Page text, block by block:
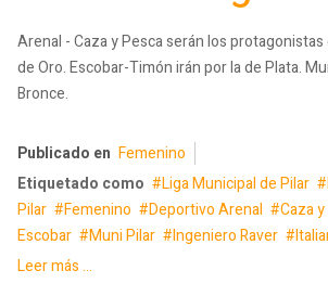
Arenal - Caza y Pesca serán los protagonistas
de Oro. Escobar-Timón irán por la de Plata.
Bronce.
Publicado en Femenino
Etiquetado como
Liga Municipal de Pilar
Pilar
Femenino Deportivo Arenal Caza
Escobar
Muni Pilar Ingeniero Raver
Leer más ...